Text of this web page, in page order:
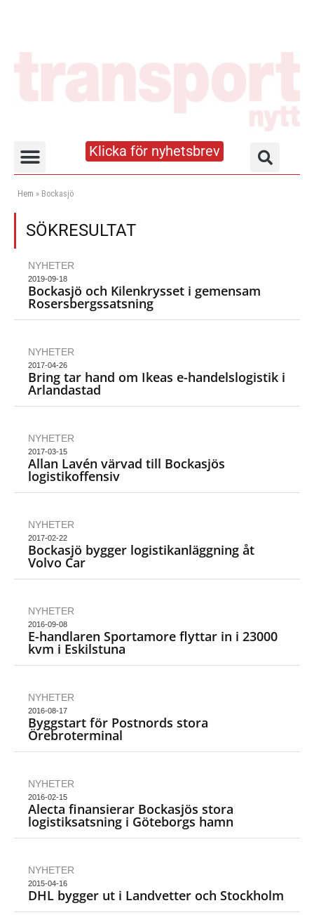
Klicka för nyhetsbrev
Hem » Bockasjö
SÖKRESULTAT
NYHETER
2019-09-18
Bockasjö och Kilenkrysset i gemensam
Rosersbergssatsning
NYHETER
2017-04-26
Bring tar hand om Ikeas e-handelslogistik i
Arlandastad
NYHETER
2017-03-15
Allan Lavén värvad till Bockasjös
logistikoffensiv
NYHETER
2017-02-22
Bockasjö bygger logistikanläggning åt
Volvo Car
NYHETER
2016-09-08
E-handlaren Sportamore flyttar in i 23000
kvm i Eskilstuna
NYHETER
2016-08-17
Byggstart för Postnords stora
Örebroterminal
NYHETER
2016-02-15
Alecta finansierar Bockasjös stora
logistiksatsning i Göteborgs hamn
NYHETER
2015-04-16
DHL bygger ut i Landvetter och Stockholm